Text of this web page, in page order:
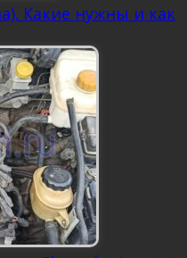
Какие нужны и как